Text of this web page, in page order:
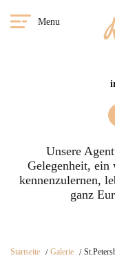
Menu
Unsere
Gelegenheit, ein
kennenzulernen,
ganz
Startseite Galerie